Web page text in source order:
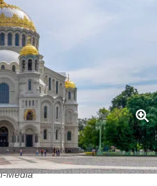
за 1 день - назван список
скучно не будет
Media